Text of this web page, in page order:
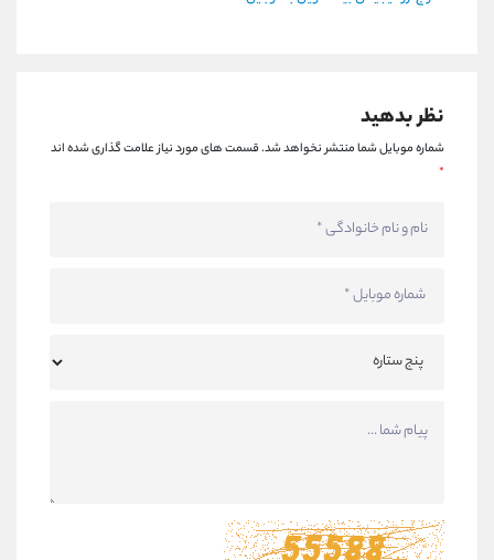
نظر بدهید
شماره موبایل شما منتشر نخواهد شد.قسمت های مورد نیاز علامت گذاری شده اند
*